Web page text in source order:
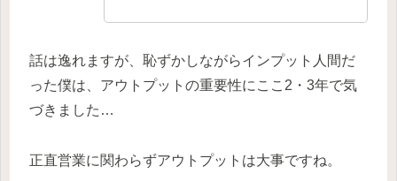
話は逸れますが、恥ずかしながらインプット人間だ
った僕は、アウトプットの重要性にここ2・3年で気
づきました…
正直営業に関わらずアウトプットは大事ですね。